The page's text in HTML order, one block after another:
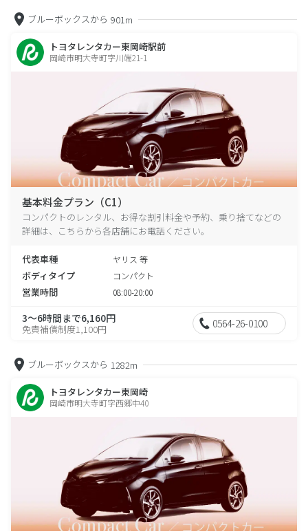
ブルーボックスから 901m
トヨタレンタカー東岡崎駅前
岡崎市明大寺町字川端21-1
基本料金プラン（C1）
コンパクトのレンタル、お得な割引料金や予約、乗り捨てなどの
詳細は、こちらから各店舗にお電話ください。
代表車種 ヤリス 等
ボディタイプ コンパクト
営業時間 08:00-20:00
3～6時間まで6,160円
免責補償制度1,100円 0564-26-0100
ブルーボックスから 1282m
トヨタレンタカー東岡崎
岡崎市明大寺町字西郷中40